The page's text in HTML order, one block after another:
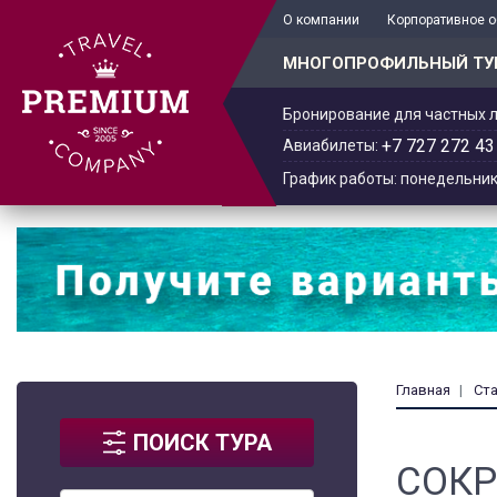
О компании Корпоративное
МНОГОПРОФИЛЬНЫЙ
Бронирование для частных
Авиабилеты: +7 727 272
График работы:
ПОИСК ТУРА
Главная